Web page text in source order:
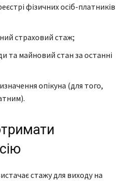
фізичних осіб-платників
страховий стаж;
та майновий стан за останні
опікуна (для того,
стажу для виходу на